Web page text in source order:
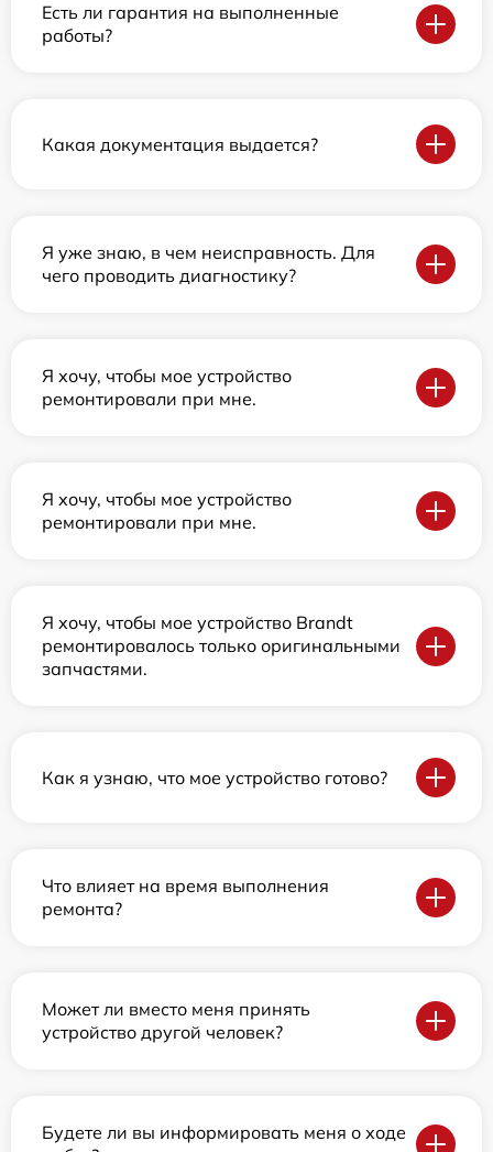
Есть ли гарантия на выполненные
работы?
Какая документация выдается?
Я уже знаю, в чем неисправность. Для
чего проводить диагностику?
Я хочу, чтобы мое устройство
ремонтировали при мне.
Я хочу, чтобы мое устройство
ремонтировали при мне.
Я хочу, чтобы мое устройство Brandt
ремонтировалось только оригинальными
запчастями.
Как я узнаю, что мое устройство готово?
Что влияет на время выполнения
ремонта?
Может ли вместо меня принять
устройство другой человек?
Будете ли вы информировать меня о ходе